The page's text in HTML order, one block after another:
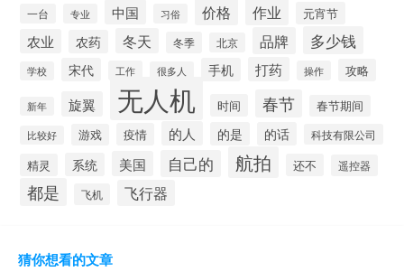
一台 专业 中国 习俗 价格 作业 元宵节
农业 农药 冬天 冬季 北京 品牌 多少钱
学校 宋代 工作 很多人 手机 打药 操作 攻略
新年 旋翼 无人机 时间 春节 春节期间
比较好 游戏 疫情 的人 的是 的话 科技有限公司
精灵 系统 美国 自己的 航拍 还不 遥控器
都是 飞机 飞行器
猜你想看的文章